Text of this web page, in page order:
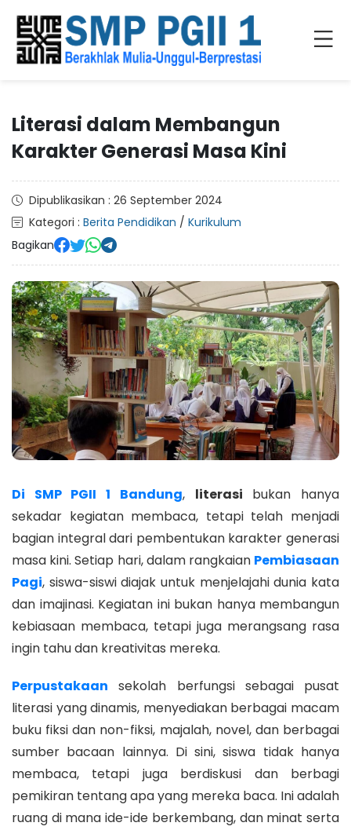
Literasi dalam Membangun
Karakter Generasi Masa Kini
Dipublikasikan : 26 September 2024
Kategori : Berita Pendidikan / Kurikulum
Bagikan
Di SMP PGII 1 Bandung, literasi bukan hanya
sekadar kegiatan membaca, tetapi telah menjadi
bagian integral dari pembentukan karakter generasi
masa kini. Setiap hari, dalam rangkaian Pembiasaan
Pagi, siswa-siswi diajak untuk menjelajahi dunia kata
dan imajinasi. Kegiatan ini bukan hanya membangun
kebiasaan membaca, tetapi juga merangsang rasa
ingin tahu dan kreativitas mereka.
Perpustakaan sekolah berfungsi sebagai pusat
literasi yang dinamis, menyediakan berbagai macam
buku fiksi dan non-fiksi, majalah, novel, dan berbagai
sumber bacaan lainnya. Di sini, siswa tidak hanya
membaca, tetapi juga berdiskusi dan berbagi
pemikiran tentang apa yang mereka baca. Ini adalah
ruang di mana ide-ide berkembang, dan minat serta